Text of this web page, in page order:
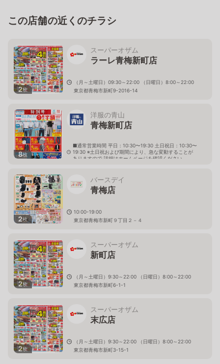
この店舗の近くのチラシ
2枚
スーパーオザム
ラーレ青梅新町店
（月～土曜日）09:30～22:00 （日曜日）8:00～22:00
東京都青梅市新町9-2016-14
8枚
洋服の青山
青梅新町店
■通常営業時間 平日：10:30〜19:30 土日祝日：10:30〜
19:30 ※土日祝および期間により、急な変動することが
ありますので 詳細はホームページを確認ください
2枚
バースデイ
青梅店
10:00-19:00
東京都青梅市新町９丁目２－４
2枚
スーパーオザム
新町店
（月～土曜日）9:30～22:00 （日曜日）8:00～22:00
東京都青梅市新町6-1-1
2枚
スーパーオザム
末広店
（月～土曜日）9:30～22:00 （日曜日）8:00～22:00
東京都青梅市新町3-15-1